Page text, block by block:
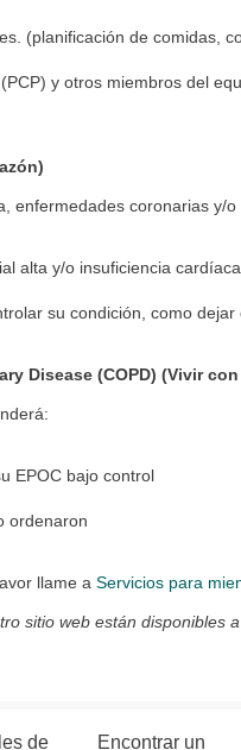
(planificación de comidas,
y otros miembros del
coronarias y/o
alta y/o insuficiencia
su condición, como
Disease (COPD) (Vivir con
:
EPOC bajo control
ordenaron
llame aServicios para
sitio web están disponibles a
de
Encontrar un